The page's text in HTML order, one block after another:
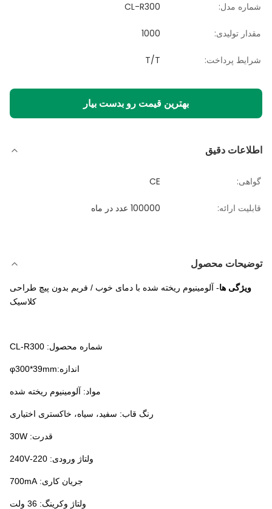
شماره مدل: CL-R300
مقدار تولیدی: 1000
شرایط پرداخت: T/T
بهترین قیمت رو بدست بیار
اطلاعات دقیق
گواهی: CE
قابلیت ارائه: 100000 عدد در ماه
توضیحات محصول
ویژگی ها- آلومینیوم ریخته شده با دمای خوب / فریم بدون پیچ طراحی
کلاسیک
شماره محصول: CL-R300
اندازه:φ300*39mm
مواد: آلومینیوم ریخته شده
رنگ قاب: سفید، سیاه، خاکستری اختیاری
قدرت: 30W
ولتاژ ورودی: 220-240V
جریان کاری: 7 00mA
ولتاژ وکرینگ: 36 ولت